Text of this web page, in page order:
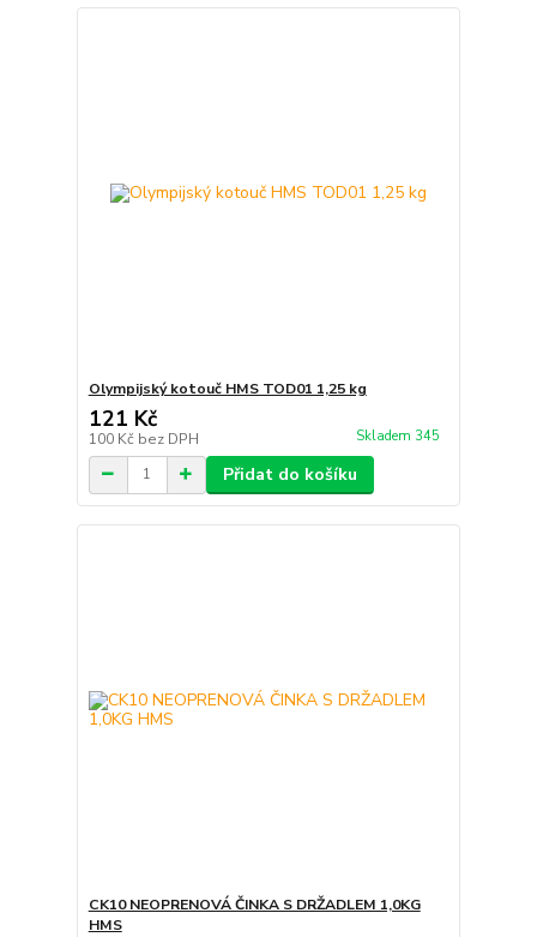
Olympijský kotouč HMS TOD01 1,25 kg
121 Kč
100 Kč bez DPH Skladem 345
Přidat do košíku
CK10 NEOPRENOVÁ ČINKA S DRŽADLEM 1,0KG
HMS